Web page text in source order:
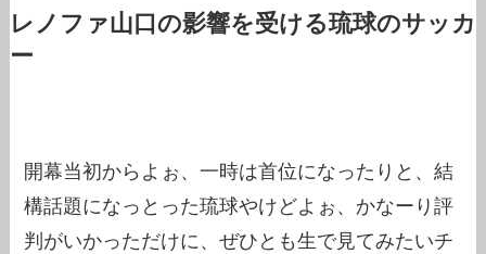
レノファ山口の影響を受ける琉球のサッカ
ー
開幕当初からよぉ、一時は首位になったりと、結
構話題になっとった琉球やけどよぉ、かなーり評
判がいかっただけに、ぜひとも生で見てみたいチ